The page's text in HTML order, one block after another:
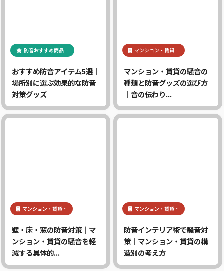
防音おすすめ商品…
おすすめ防音アイテム5選｜
場所別に選ぶ効果的な防音
対策グッズ
マンション・賃貸…
マンション・賃貸の騒音の
種類と防音グッズの選び方
｜音の伝わり...
マンション・賃貸…
壁・床・窓の防音対策｜マ
ンション・賃貸の騒音を軽
減する具体的...
マンション・賃貸…
防音インテリア術で騒音対
策｜マンション・賃貸の構
造別の考え方